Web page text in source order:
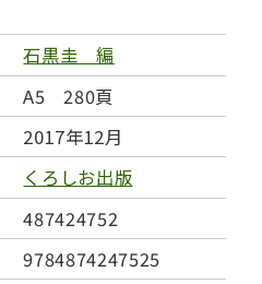
石黒圭 編
A5 280頁
2017年12月
くろしお出版
487424752
9784874247525